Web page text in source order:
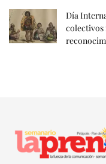
Día
colectivos